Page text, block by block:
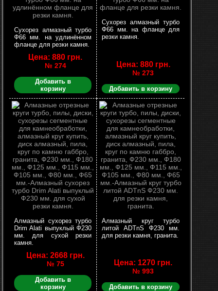
Сухорез алмазный турбо
Ф66 мм. на удлинённом
фланце для резки камня.
Цена: 880 грн.
№ 274
Добавить в
корзину
Сухорез алмазный турбо
Ф66 мм. на фланце для
резки камня.
Цена: 880 грн.
№ 273
Добавить в корзину
Алмазный сухорез турбо
Drim Alati выпуклый Ф230
мм. для сухой резки
камня.
Цена: 2668 грн.
№ 75
Добавить в
корзину
Алмазный круг турбо
литой ADTnS Ф230 мм.
для резки камня, гранита.
Цена: 1270 грн.
№ 993
Добавить в корзину